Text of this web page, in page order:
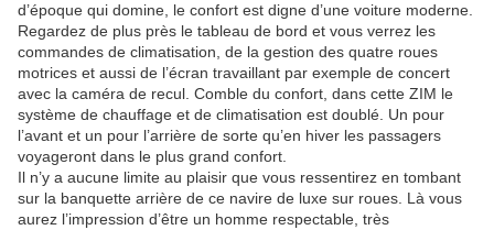
d’époque qui domine, le confort est digne d’une voiture moderne.
Regardez de plus près le tableau de bord et vous verrez les
commandes de climatisation, de la gestion des quatre roues
motrices et aussi de l’écran travaillant par exemple de concert
avec la caméra de recul. Comble du confort, dans cette ZIM le
système de chauffage et de climatisation est doublé. Un pour
l’avant et un pour l’arrière de sorte qu’en hiver les passagers
voyageront dans le plus grand confort.
Il n’y a aucune limite au plaisir que vous ressentirez en tombant
sur la banquette arrière de ce navire de luxe sur roues. Là vous
aurez l’impression d’être un homme respectable, très